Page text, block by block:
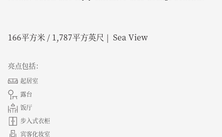
166平方米 / 1,787平方英尺 Sea View
亮点包括：
起居室
露台
饭厅
步入式衣柜
宾客化妆室